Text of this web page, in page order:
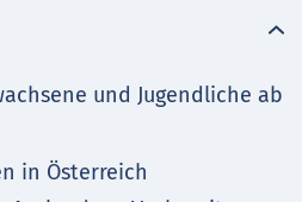
und Jugendliche ab
in Österreich